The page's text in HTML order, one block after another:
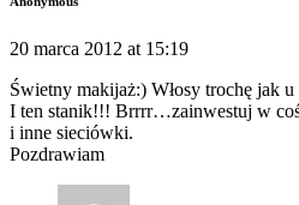
20 marca 2012 at 15:19
Świetny makijaż:) Włosy trochę jak
I ten stanik!!! Brrrr…zainwestuj w
i inne sieciówki.
Pozdrawiam